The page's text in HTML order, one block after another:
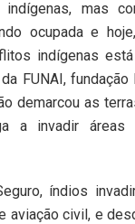
mas
ocupada e
indígenas
FUNAI, fundação
demarcou as
a invadir áreas
índios
aviação civil, e